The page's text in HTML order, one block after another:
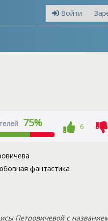
Войти
75% 6
фантастика
Петровичевой с